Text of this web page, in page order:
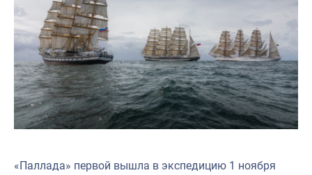
«Паллада» первой вышла в экспедицию 1 ноября